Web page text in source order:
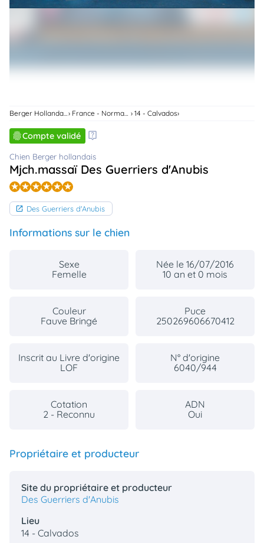
14 - Calvados
Compte validé
Chien Berger hollandais
Mjch.massaï Des Guerriers d'Anubis
Des Guerriers d'Anubis
Informations sur le chien
Sexe
Femelle
Née le 16/07/2016
10 an et 0 mois
Couleur
Fauve Bringé
Puce
250269606670412
Inscrit au Livre d'origine
LOF
N° d'origine
6040/944
Cotation
2 - Reconnu
ADN
Oui
Propriétaire et producteur
Site du propriétaire et producteur
Des Guerriers d'Anubis
Lieu
14 - Calvados